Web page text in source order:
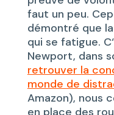
faut un peu.
démontré que
qui se fatigue.
Newport, dans
retrouver la
monde de
Amazon), nous